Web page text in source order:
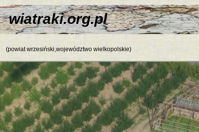
wiatraki.org.pl
(powiat wrzesiński,województwo wielkopolskie)